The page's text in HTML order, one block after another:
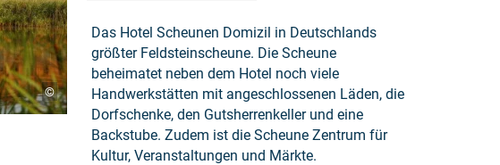
©
Das Hotel Scheunen Domizil in Deutschlands
größter Feldsteinscheune. Die Scheune
beheimatet neben dem Hotel noch viele
Handwerkstätten mit angeschlossenen Läden, die
Dorfschenke, den Gutsherrenkeller und eine
Backstube. Zudem ist die Scheune Zentrum für
Kultur, Veranstaltungen und Märkte.